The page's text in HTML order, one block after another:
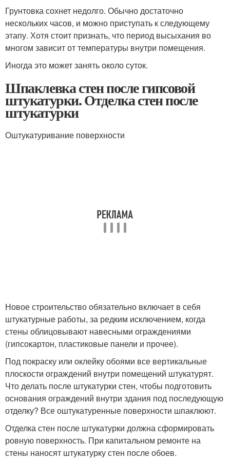
Грунтовка сохнет недолго. Обычно достаточно
нескольких часов, и можно приступать к следующему
этапу. Хотя стоит признать, что период высыхания во
многом зависит от температуры внутри помещения.
Иногда это может занять около суток.
Шпаклевка стен после гипсовой
штукатурки. Отделка стен после
штукатурки
Оштукатуривание поверхности
Новое строительство обязательно включает в себя
штукатурные работы, за редким исключением, когда
стены облицовывают навесными ограждениями
(гипсокартон, пластиковые панели и прочее).
Под покраску или оклейку обоями все вертикальные
плоскости ограждений внутри помещений штукатурят.
Что делать после штукатурки стен, чтобы подготовить
основания ограждений внутри здания под последующую
отделку? Все оштукатуренные поверхности шпаклюют.
Отделка стен после штукатурки должна сформировать
ровную поверхность. При капитальном ремонте на
стены наносят штукатурку стен после обоев.